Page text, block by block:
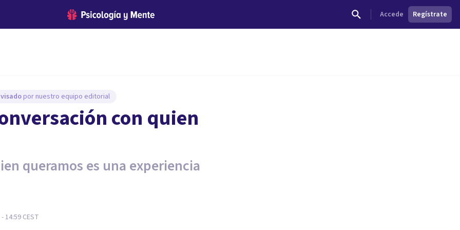
Accede Regístrate
por nuestro equipo editorial
con quien
queramos es una experiencia
14:59 CEST